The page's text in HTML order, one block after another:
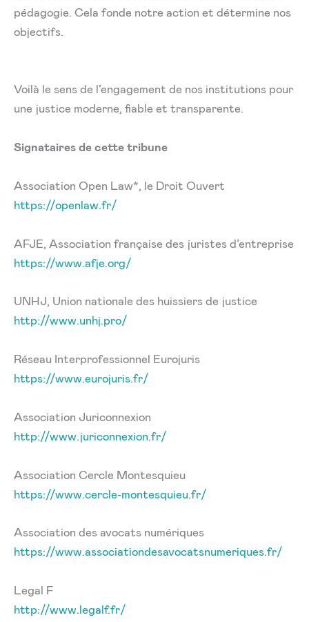
pédagogie. Cela fonde notre action et détermine nos
objectifs.
Voilà le sens de l’engagement de nos institutions pour
une justice moderne, fiable et transparente.
Signataires de cette tribune
Association Open Law*, le Droit Ouvert
https://openlaw.fr/
AFJE, Association française des juristes d’entreprise
https://www.afje.org/
UNHJ, Union nationale des huissiers de justice
http://www.unhj.pro/
Réseau Interprofessionnel Eurojuris
https://www.eurojuris.fr/
Association Juriconnexion
http://www.juriconnexion.fr/
Association Cercle Montesquieu
https://www.cercle-montesquieu.fr/
Association des avocats numériques
https://www.associationdesavocatsnumeriques.fr/
Legal F
http://www.legalf.fr/